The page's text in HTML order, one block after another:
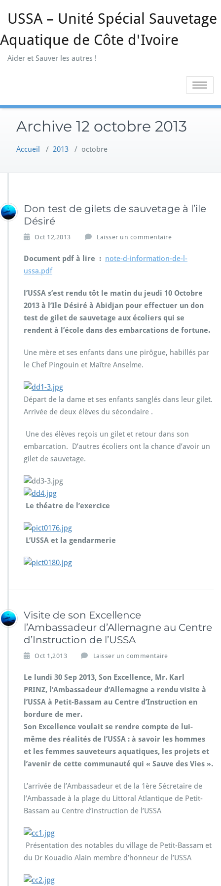
USSA – Unité Spécial Sauvetage
Aquatique de Côte d'Ivoire
Aider et Sauver les autres !
Toggle
Archive 12 octobre 2013
Accueil / 2013 / octobre
Don test de gilets de sauvetage à l’ile
Désiré
Oct 12,2013 Laisser un commentaire
Document pdf à lire : note-d-information-de-l-
ussa.pdf
l’USSA s’est rendu tôt le matin du jeudi 10 Octobre
2013 à l’Ile Désiré à Abidjan pour effectuer un don
test de gilet de sauvetage aux écoliers qui se
rendent à l’école dans des embarcations de fortune.
Une mère et ses enfants dans une pirôgue, habillés par
le Chef Pingouin et Maître Anselme.
Départ de la dame et ses enfants sanglés dans leur gilet.
Arrivée de deux élèves du sécondaire .
Une des élèves reçois un gilet et retour dans son
embarcation. D’autres écoliers ont la chance d’avoir un
gilet de sauvetage.
Le théatre de l’exercice
L’USSA et la gendarmerie
Visite de son Excellence
l’Ambassadeur d’Allemagne au Centre
d’Instruction de l’USSA
Oct 1,2013 Laisser un commentaire
Le lundi 30 Sep 2013, Son Excellence, Mr. Karl
PRINZ, l’Ambassadeur d’Allemagne a rendu visite à
l’USSA à Petit-Bassam au Centre d’Instruction en
bordure de mer.
Son Excellence voulait se rendre compte de lui-
même des réalités de l’USSA : à savoir les hommes
et les femmes sauveteurs aquatiques, les projets et
l’avenir de cette communauté qui « Sauve des Vies ».
L’arrivée de l’Ambassadeur et de la 1ère Sécretaire de
l’Ambassade à la plage du Littoral Atlantique de Petit-
Bassam au Centre d’instruction de l’USSA
Présentation des notables du village de Petit-Bassam et
du Dr Kouadio Alain membre d’honneur de l’USSA